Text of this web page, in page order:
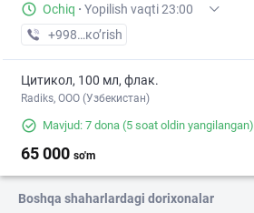
Ochiq · Yopilish vaqti 23:00
+998 (99) XXX-XX-XX
кo’rish
Цитикол, 100 мл, флак.
Radiks, ООО (Узбекистан)
Mavjud: 7 dona (5 soat oldin yangilangan)
65 000 so'm
Boshqa shaharlardagi dorixonalar